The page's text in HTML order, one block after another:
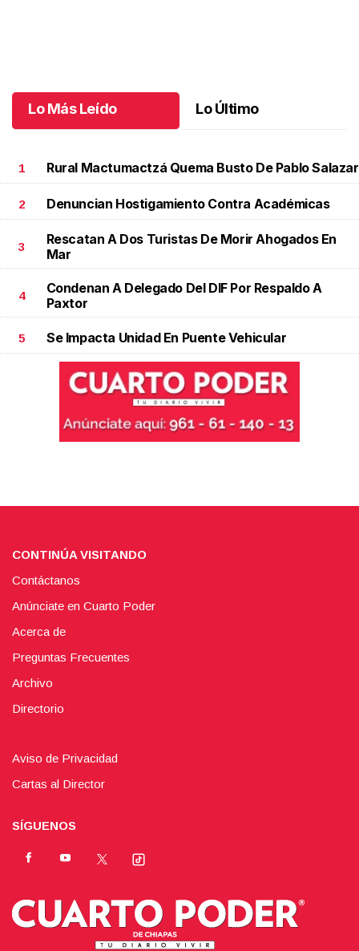
Lo Más Leído Lo Último
1 Rural Mactumactzá Quema Busto De Pablo Salazar
2 Denuncian Hostigamiento Contra Académicas
3
Rescatan A Dos Turistas De Morir Ahogados En
Mar
4
Condenan A Delegado Del DIF Por Respaldo A
Paxtor
5 Se Impacta Unidad En Puente Vehicular
CONTINÚA VISITANDO
Contáctanos
Anúnciate en Cuarto Poder
Acerca de
Preguntas Frecuentes
Archivo
Directorio
Aviso de Privacidad
Cartas al Director
SÍGUENOS